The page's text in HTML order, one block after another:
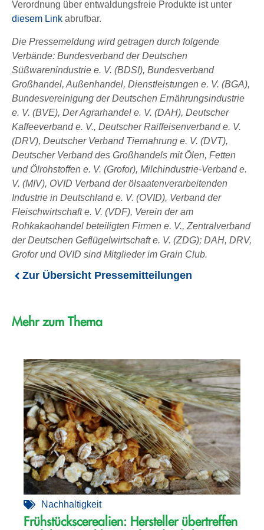
Verordnung über entwaldungsfreie Produkte ist unter
diesem Link abrufbar.
Die Pressemeldung wird getragen durch folgende
Verbände: Bundesverband der Deutschen
Süßwarenindustrie e. V. (BDSI), Bundesverband
Großhandel, Außenhandel, Dienstleistungen e. V. (BGA),
Bundesvereinigung der Deutschen Ernährungsindustrie
e. V. (BVE), Der Agrarhandel e. V. (DAH), Deutscher
Kaffeeverband e. V., Deutscher Raiffeisenverband e. V.
(DRV), Deutscher Verband Tiernahrung e. V. (DVT),
Deutscher Verband des Großhandels mit Ölen, Fetten
und Ölrohstoffen e. V. (Grofor), Milchindustrie-Verband e.
V. (MIV), OVID Verband der ölsaatenverarbeitenden
Industrie in Deutschland e. V. (OVID), Verband der
Fleischwirtschaft e. V. (VDF), Verein der am
Rohkakaohandel beteiligten Firmen e. V., Zentralverband
der Deutschen Geflügelwirtschaft e. V. (ZDG); DAH, DRV,
Grofor und OVID sind Mitglieder im Grain Club.
Zur Übersicht Pressemitteilungen
Mehr zum Thema
Nachhaltigkeit
Frühstückscerealien: Hersteller übertreffen